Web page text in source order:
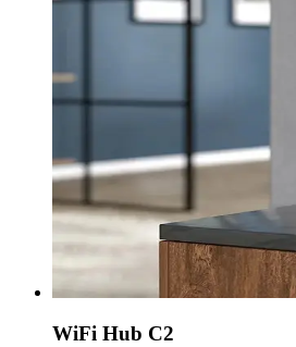
WiFi Hub C2